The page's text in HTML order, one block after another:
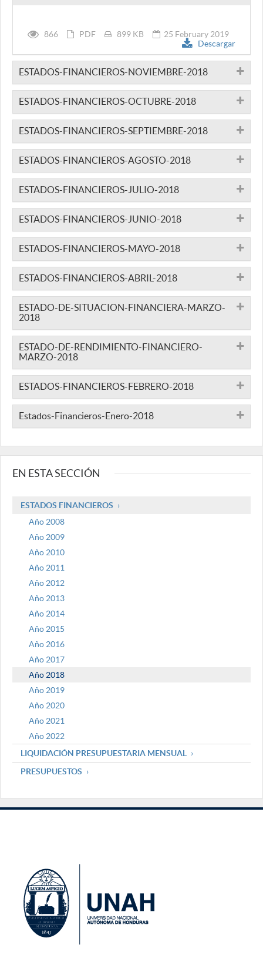
866 PDF 899 KB
25 February 2019
Descargar
ESTADOS-FINANCIEROS-NOVIEMBRE-2018
ESTADOS-FINANCIEROS-OCTUBRE-2018
ESTADOS-FINANCIEROS-SEPTIEMBRE-2018
ESTADOS-FINANCIEROS-AGOSTO-2018
ESTADOS-FINANCIEROS-JULIO-2018
ESTADOS-FINANCIEROS-JUNIO-2018
ESTADOS-FINANCIEROS-MAYO-2018
ESTADOS-FINANCIEROS-ABRIL-2018
ESTADO-DE-SITUACION-FINANCIERA-MARZO-
2018
ESTADO-DE-RENDIMIENTO-FINANCIERO-
MARZO-2018
ESTADOS-FINANCIEROS-FEBRERO-2018
Estados-Financieros-Enero-2018
EN ESTA SECCIÓN
ESTADOS FINANCIEROS
Año 2008
Año 2009
Año 2010
Año 2011
Año 2012
Año 2013
Año 2014
Año 2015
Año 2016
Año 2017
Año 2018
Año 2019
Año 2020
Año 2021
Año 2022
LIQUIDACIÓN PRESUPUESTARIA MENSUAL
PRESUPUESTOS